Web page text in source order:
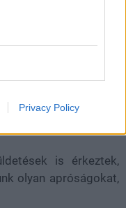
Privacy Policy
onnan a
hetekben
Reyt, Kylót és a
Obi-Wan skint is
is érkeztek,
olyan apróságokat,